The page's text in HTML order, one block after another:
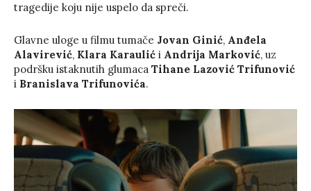
tragedije koju nije uspelo da spreči.
Glavne uloge u filmu tumače Jovan Ginić, Anđela
Alavirević, Klara Karaulić i Andrija Marković, uz
podršku istaknutih glumaca Tihane Lazović Trifunović
i Branislava Trifunovića.